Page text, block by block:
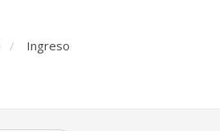
Ingreso